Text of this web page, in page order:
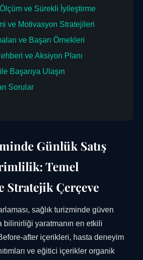
ve Sürekli İyileştirme
ve Motivasyon Stratejileri
ve Başarı Örnekleri
ve Aksiyon Planı
Başarıya Ulaşın
Sorular
Günlük Satış
Temel
Stratejik Çerçeve
sağlık turizminde güven
bilinirliği yaratmanın en etkili
after içerikleri, hasta deneyim
ve eğitici içerikler organik